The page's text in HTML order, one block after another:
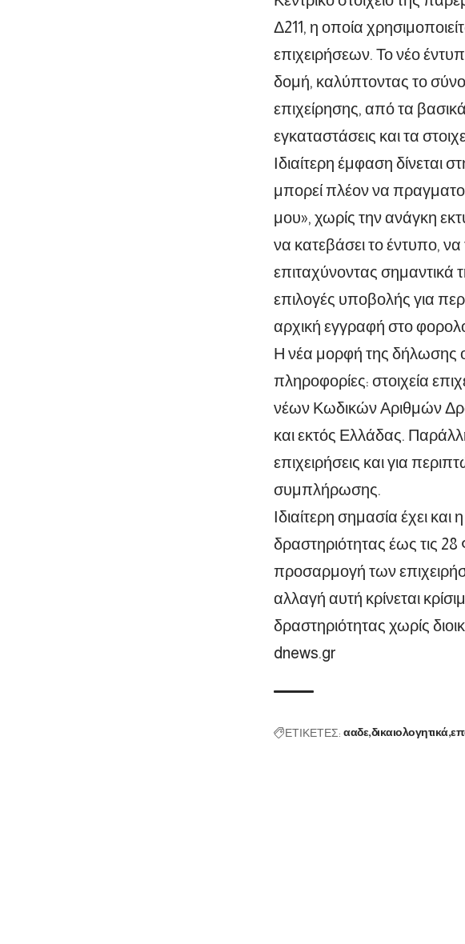
Δ211, η οποία
επιχειρήσεων. Το νέο
δομή, καλύπτοντας το
επιχείρησης, από τα
εγκαταστάσεις και τα
Ιδιαίτερη έμφαση
μπορεί πλέον να
μου», χωρίς την ανάγκη
να κατεβάσει το έντυπο,
επιταχύνοντας σημαντικά
επιλογές υποβολής για
αρχική εγγραφή στο
Η νέα μορφή της δήλωσης
πληροφορίες: στοιχεία
νέων Κωδικών Αριθμών
και εκτός Ελλάδας.
επιχειρήσεις και για
συμπλήρωσης.
Ιδιαίτερη σημασία έχει
δραστηριότητας έως τις 28
προσαρμογή των
αλλαγή αυτή κρίνεται
δραστηριότητας χωρίς
dnews.gr
ΕΤΙΚΕΤΕΣ: ααδε δικαιολογητικά